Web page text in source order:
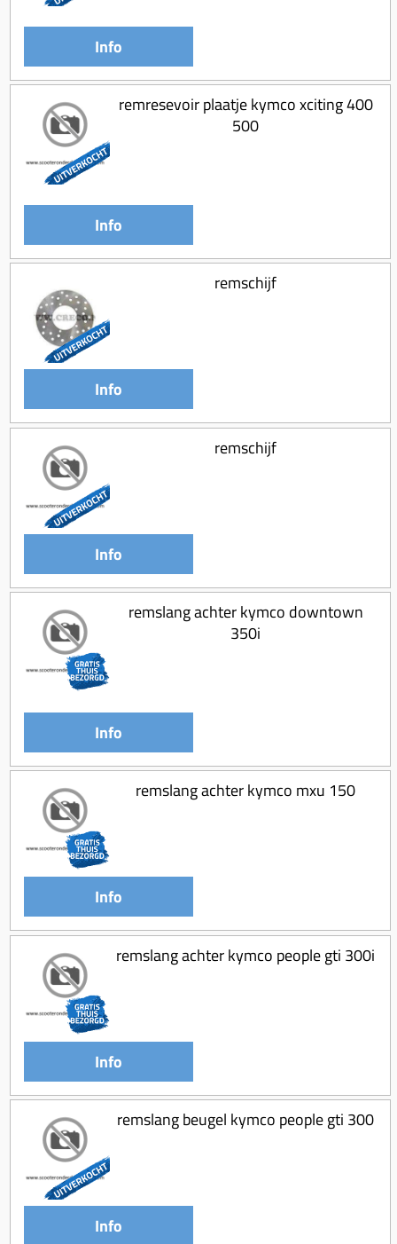
Info
remresevoir plaatje kymco xciting 400
500
Info
remschijf
Info
remschijf
Info
remslang achter kymco downtown
350i
Info
remslang achter kymco mxu 150
Info
remslang achter kymco people gti 300i
Info
remslang beugel kymco people gti 300
Info